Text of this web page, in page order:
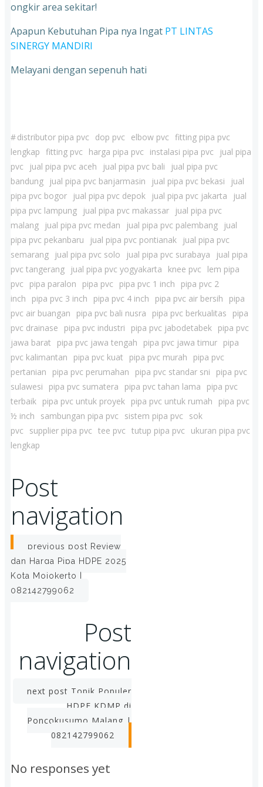
ongkir area sekitar!
Apapun Kebutuhan Pipa nya Ingat PT LINTAS
SINERGY MANDIRI
Melayani dengan sepenuh hati
#distributor pipa pvc dop pvc elbow pvc fitting pipa pvc
lengkap fitting pvc harga pipa pvc instalasi pipa pvc
jual pipa
pvc
jual pipa pvc aceh jual pipa pvc bali
jual pipa pvc
bandung
jual pipa pvc banjarmasin jual pipa pvc bekasi
jual
pipa pvc bogor
jual pipa pvc depok jual pipa pvc jakarta
jual
pipa pvc lampung
jual pipa pvc makassar
jual pipa pvc
malang
jual pipa pvc medan jual pipa pvc palembang
jual
pipa pvc pekanbaru
jual pipa pvc pontianak
jual pipa pvc
semarang
jual pipa pvc solo jual pipa pvc surabaya
jual pipa
pvc tangerang
jual pipa pvc yogyakarta knee pvc
lem pipa
pvc
pipa paralon pipa pvc pipa pvc 1 inch
pipa pvc 2
inch
pipa pvc 3 inch pipa pvc 4 inch pipa pvc air bersih
pipa
pvc air buangan
pipa pvc bali nusra pipa pvc berkualitas
pipa
pvc drainase
pipa pvc industri pipa pvc jabodetabek pipa pvc
jawa barat
pipa pvc jawa tengah pipa pvc jawa timur pipa
pvc kalimantan
pipa pvc kuat pipa pvc murah
pipa pvc
pertanian
pipa pvc perumahan pipa pvc standar sni
pipa pvc
sulawesi
pipa pvc sumatera pipa pvc tahan lama
pipa pvc
terbaik pipa pvc untuk proyek pipa pvc untuk rumah
pipa pvc
½ inch
sambungan pipa pvc sistem pipa pvc
sok
pvc
supplier pipa pvc tee pvc tutup pipa pvc
ukuran pipa pvc
lengkap
Post
navigation
previous post Review
dan Harga Pipa HDPE 2025
Kota Mojokerto |
082142799062
Post
navigation
next post Topik Populer
HDPE KDMP di
Poncokusumo Malang |
082142799062
No responses yet